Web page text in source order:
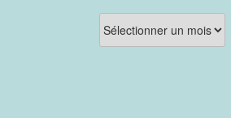
Archives